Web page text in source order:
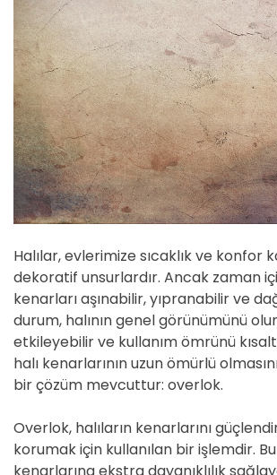
Halılar, evlerimize sıcaklık ve konfor
dekoratif unsurlardır. Ancak zaman
kenarları aşınabilir, yıpranabilir ve
durum, halının genel görünümünü
etkileyebilir ve kullanım ömrünü
halı kenarlarının uzun ömürlü
bir çözüm mevcuttur: overlok.
Overlok, halıların kenarlarını
korumak için kullanılan bir işlemdir.